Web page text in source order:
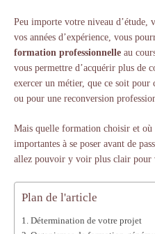
Peu importe votre niveau d’étude,
vos années d’expérience, vous
formation professionnelle au
vous permettre d’acquérir plus de
exercer un métier, que ce soit pour
ou pour une reconversion
Mais quelle formation choisir et où
importantes à se poser avant de
allez pouvoir y voir plus clair pour
Plan de l'article
Détermination de votre projet